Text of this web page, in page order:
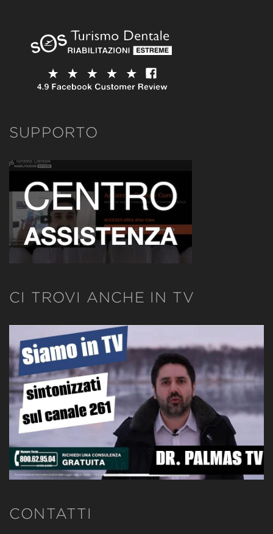
SUPPORTO
CI TROVI ANCHE IN TV
CONTATTI